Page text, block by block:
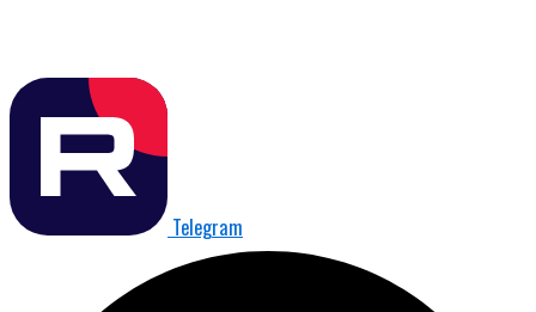
Telegram